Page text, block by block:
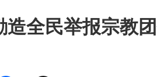
造全民举报宗教